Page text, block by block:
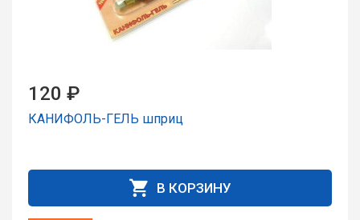
120 ₽
КАНИФОЛЬ-ГЕЛЬ шпpиц
В КОРЗИНУ